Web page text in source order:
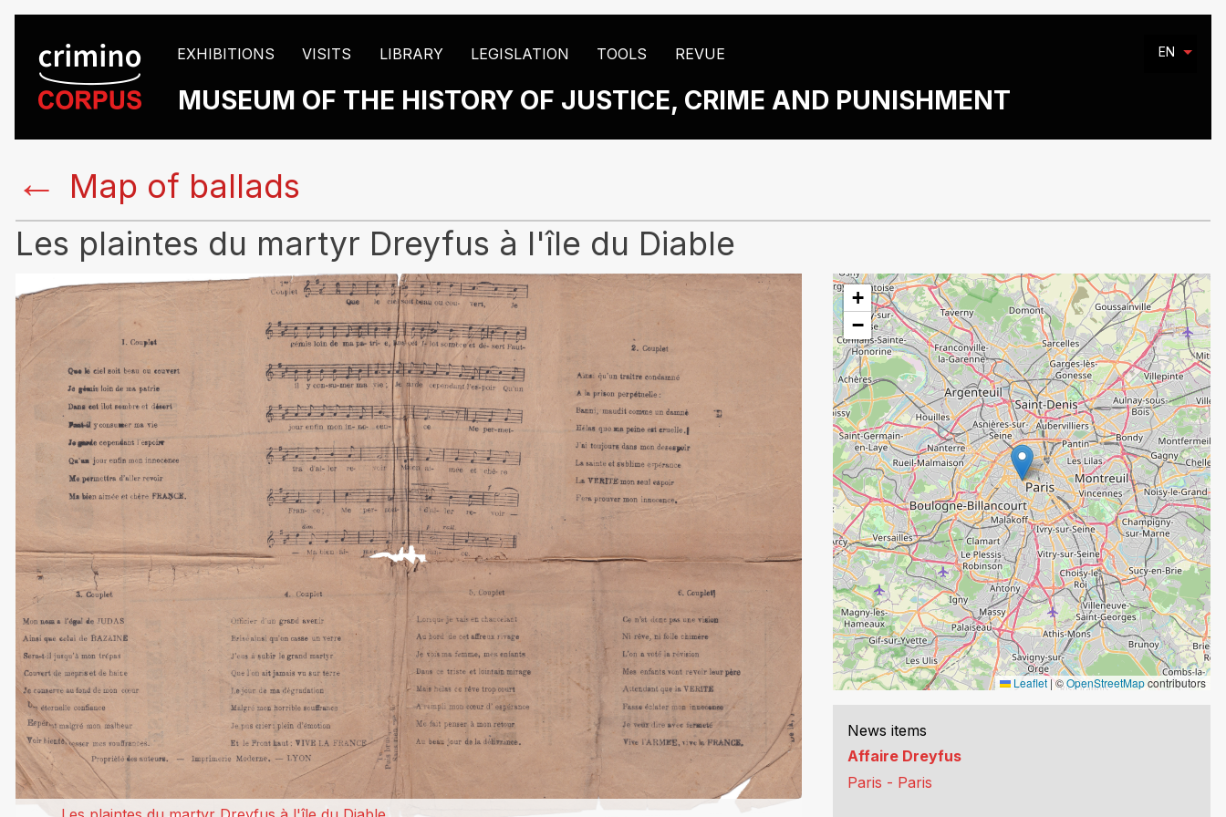
EXHIBITIONS VISITS LIBRARY LEGISLATION TOOLS REVUE
MUSEUM OF THE HISTORY OF JUSTICE, CRIME AND PUNISHMENT
EN
← Map of ballads
Les plaintes du martyr Dreyfus à l'île du Diable
+
−
Leaflet |©OpenStreetMapcontributors
News items
Affaire Dreyfus
Paris - Paris